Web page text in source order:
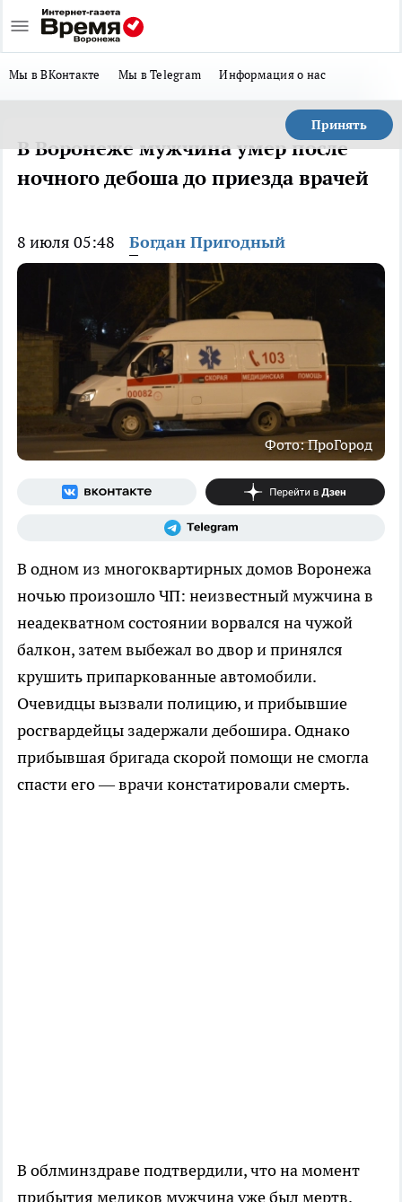
Мы в ВКонтакте Мы в Telegram Информация о нас
Принять
В Воронеже мужчина умер после
ночного дебоша до приезда врачей
8 июля 05:48 Богдан Пригодный
Фото: ПроГород
В одном из многоквартирных домов Воронежа
ночью произошло ЧП: неизвестный мужчина в
неадекватном состоянии ворвался на чужой
балкон, затем выбежал во двор и принялся
крушить припаркованные автомобили.
Очевидцы вызвали полицию, и прибывшие
росгвардейцы задержали дебошира. Однако
прибывшая бригада скорой помощи не смогла
спасти его — врачи констатировали смерть.
В облминздраве подтвердили, что на момент
прибытия медиков мужчина уже был мертв.